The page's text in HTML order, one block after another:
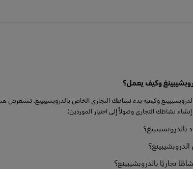
وكيف يعمل؟
وكيفية بدء نشاطك التجاري الخاص بالدروبشيبينغ. نستعرض
نشاطك التجاري وصولاً إلى اختيار الموردين:
بالدروبشيبينغ؟
تجاريًا بالدروبشيبينغ؟